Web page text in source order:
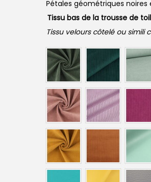
Pétales géométriques noires
Tissu bas de la trousse de